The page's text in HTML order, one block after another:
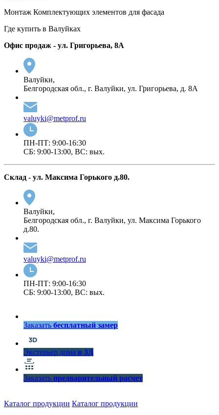
Монтаж Комплектующих элементов для фасада
Где купить в Валуйках
Офис продаж - ул. Григорьева, 8А
Валуйки,
Белгородская обл., г. Валуйки, ул. Григорьева, д. 8А
valuyki@metprof.ru
ПН-ПТ: 9:00-16:30
СБ: 9:00-13:00, ВС: вых.
Cклад - ул. Максима Горького д.80.
Валуйки,
Белгородская обл., г. Валуйки, ул. Максима Горького
д.80.
valuyki@metprof.ru
ПН-ПТ: 9:00-16:30
СБ: 9:00-13:00, ВС: вых.
Заказать бесплатный замер
Экстерьер дома в 3Д
Заказать предварительный расчет
Каталог продукции Каталог продукции